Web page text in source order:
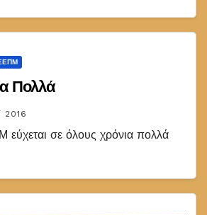
Πολλά
2016
σε όλους χρόνια πολλά